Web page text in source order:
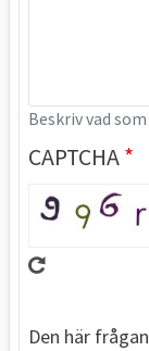
Beskriv vad
CAPTCHA
Den här